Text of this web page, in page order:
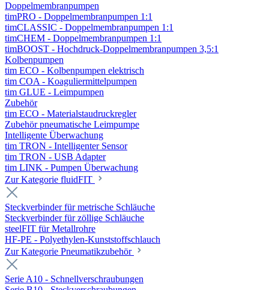
Doppelmembranpumpen
timPRO - Doppelmembranpumpen 1:1
timCLASSIC - Doppelmembranpumpen 1:1
timCHEM - Doppelmembranpumpen 1:1
timBOOST - Hochdruck-Doppelmembranpumpen 3,5:1
Kolbenpumpen
tim ECO - Kolbenpumpen elektrisch
tim COA - Koaguliermittelpumpen
tim GLUE - Leimpumpen
Zubehör
tim ECO - Materialstaudruckregler
Zubehör pneumatische Leimpumpe
Intelligente Überwachung
tim TRON - Intelligenter Sensor
tim TRON - USB Adapter
tim LINK - Pumpen Überwachung
Zur Kategorie fluidFIT
Steckverbinder für metrische Schläuche
Steckverbinder für zöllige Schläuche
steelFIT für Metallrohre
HF-PE - Polyethylen-Kunststoffschlauch
Zur Kategorie Pneumatikzubehör
Serie A10 - Schnellverschraubungen